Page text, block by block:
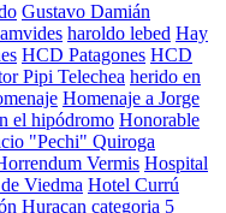
Gustavo Damián
haroldo lebed Hay
HCD Patagones HCD
Pipi Telechea herido en
Homenaje a Jorge
el hipódromo Honorable
"Pechi" Quiroga
Vermis Hospital
Viedma Hotel Currú
Huracan categoria 5